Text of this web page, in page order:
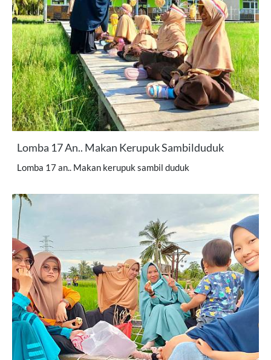
Lomba 17 An.. Makan Kerupuk Sambilduduk
Lomba 17 an.. Makan kerupuk sambil duduk